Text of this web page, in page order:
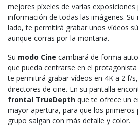
mejores píxeles de varias
información de todas las imágenes. Su
lado, te permitirá grabar unos vídeos
aunque corras por la montaña.
Su modo Cine cambiará de forma
que pueda centrarse en el
te permitirá grabar vídeos en 4K a 2 f/
directores de cine. En su pantalla
frontal TrueDepth que te ofrece un
mayor apertura, para que los primeros
grupo salgan con más detalle y color.